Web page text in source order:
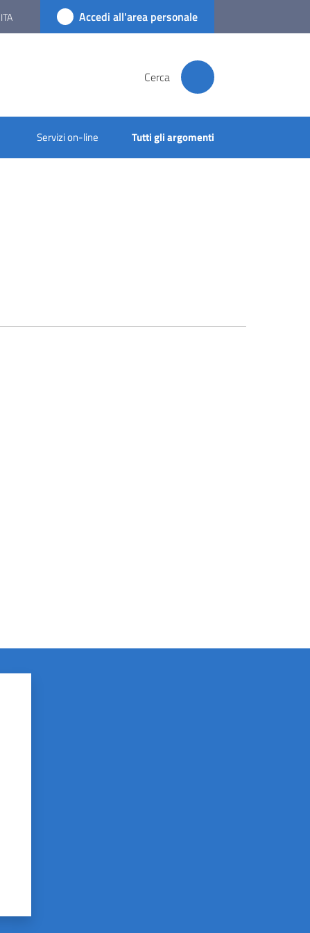
ITA Accedi all'area personale
Cerca
Servizi on-line Tutti gli argomenti